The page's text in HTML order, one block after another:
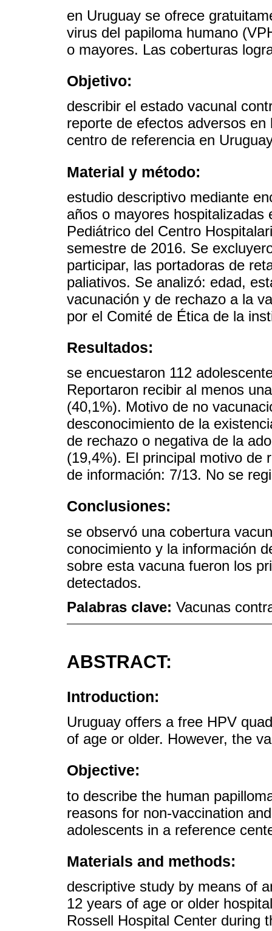
en Uruguay se ofrece
virus del papiloma humano
o mayores. Las coberturas
Objetivo:
describir el estado vacunal
reporte de efectos adversos
centro de referencia en
Material y método:
estudio descriptivo mediante
años o mayores hospitalizadas
Pediátrico del Centro
semestre de 2016. Se
participar, las portadoras de
paliativos. Se analizó: edad,
vacunación y de rechazo a la
por el Comité de Ética de la
Resultados:
se encuestaron 112
Reportaron recibir al menos
(40,1%). Motivo de no
desconocimiento de la
de rechazo o negativa de la
(19,4%). El principal motivo de
de información: 7/13. No se
Conclusiones:
se observó una cobertura
conocimiento y la información
sobre esta vacuna fueron los
detectados.
Palabras clave: Vacunas
ABSTRACT:
Introduction:
Uruguay offers a free HPV
of age or older. However, the
Objective:
to describe the human
reasons for non-vaccination
adolescents in a reference
Materials and methods:
descriptive study by means of
12 years of age or older
Rossell Hospital Center during